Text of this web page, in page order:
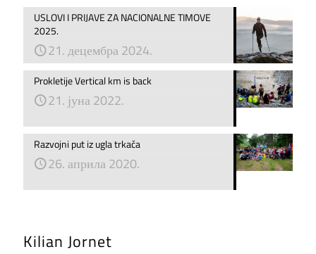
USLOVI I PRIJAVE ZA NACIONALNE TIMOVE
2025.
21. децембра 2024.
Prokletije Vertical km is back
21. јуна 2022.
Razvojni put iz ugla trkača
26. априла 2020.
Kilian Jornet